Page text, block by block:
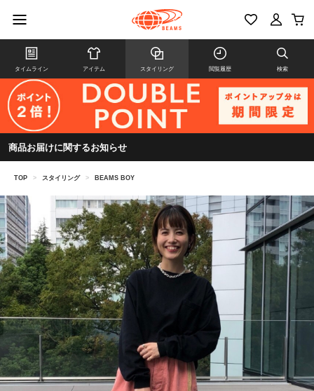
タイムライン アイテム スタイリング 閲覧履歴 検索
商品お届けに関するお知らせ
TOP > スタイリング > BEAMS BOY